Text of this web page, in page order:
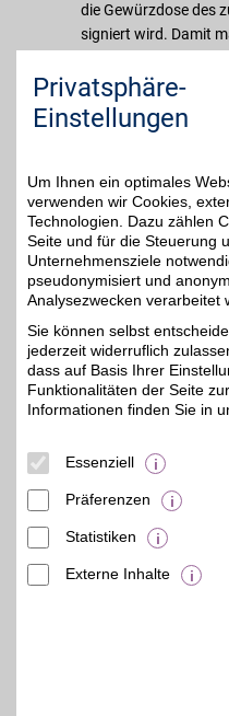
die Gewürzdose des
signiert wird. Damit
Sie die coolen STAY
Ihrer Küche
eine Qualitäts-
heute unverändert
allerbeste Gewürze
und Lieferanten aus
Merkmale
Beamten-
Privatsphäre-
Einstellungen
Um Ihnen ein optimales
verwenden wir Cookies,
Technologien. Dazu zählen
Seite und für die Steuerung
Unternehmensziele
pseudonymisiert und
Analysezwecken verarbeitet
Sie können selbst
jederzeit widerruflich
dass auf Basis Ihrer
Funktionalitäten der Seite
Informationen finden Sie in
Essenziell
Präferenzen
Statistiken
Externe Inhalte